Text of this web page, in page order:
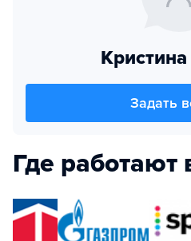
Задать
Где работают